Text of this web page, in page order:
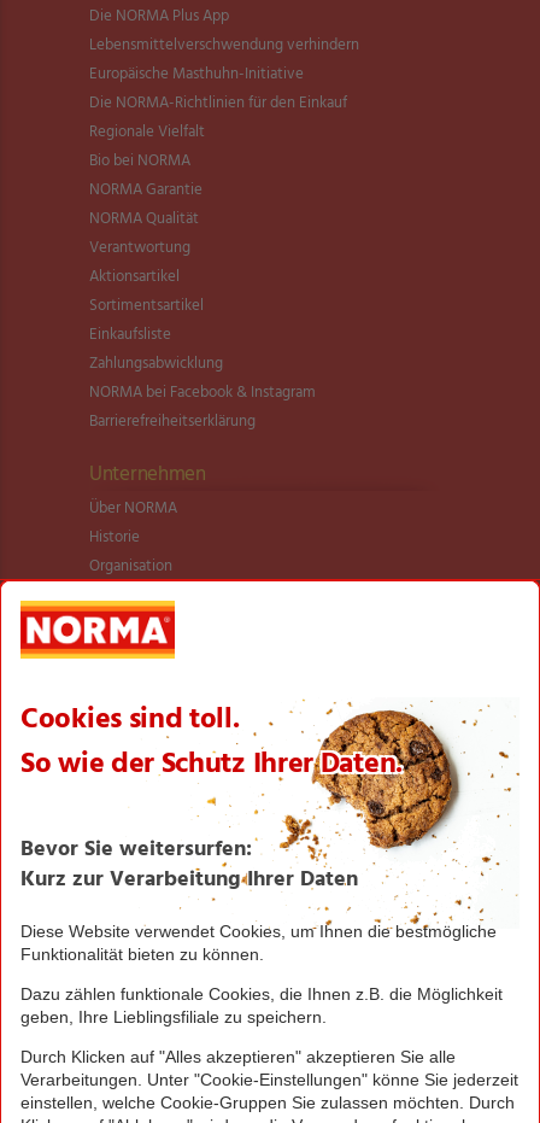
Die NORMA Plus App
Lebensmittel­verschwendung verhindern
Europäische Masthuhn-Initiative
Die NORMA-Richtlinien für den Einkauf
Regionale Vielfalt
Bio bei NORMA
NORMA Garantie
NORMA Qualität
Verantwortung
Aktionsartikel
Sortimentsartikel
Einkaufsliste
Zahlungsabwicklung
NORMA bei Facebook & Instagram
Barrierefreiheitserklärung
Unternehmen
Über NORMA
Historie
Organisation
International
Logistik
Filialnetz
Karriere
Verantwortung/CSR
NORMA News
Seite drucken
Nach oben
Greifen Sie schnell zu! Alle angegebenen Preise in
Irrtümer durch Schreib-, Programmier- und
Datenübertragungsfehler sind vorbehalten.
© 2016 - 2026 NORMA Lebensmittelfilialbetrieb
Stiftung & Co. KG